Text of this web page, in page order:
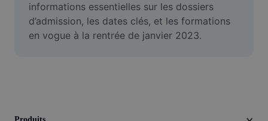
Convertisseur de vidéo
informations essentielles sur les dossiers
d’admission, les dates clés, et les formations
en vogue à la rentrée de janvier 2023.